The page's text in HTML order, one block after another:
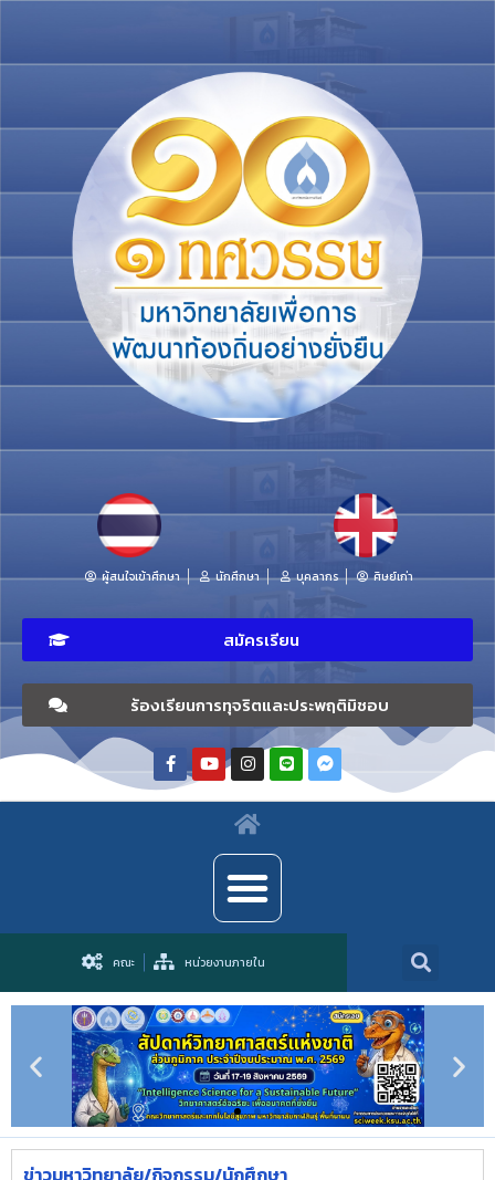
ผู้สนใจเข้าศึกษา นักศึกษา บุคลากร ศิษย์เก่า
สมัครเรียน
ร้องเรียนการทุจริตและประพฤติมิชอบ
คณะ หน่วยงานภายใน
ข่าวมหาวิทยาลัย/กิจกรรม/นักศึกษา